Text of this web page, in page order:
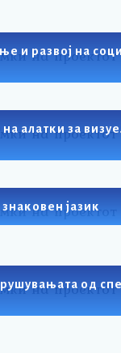
и развој на
алатки за
јазик
од